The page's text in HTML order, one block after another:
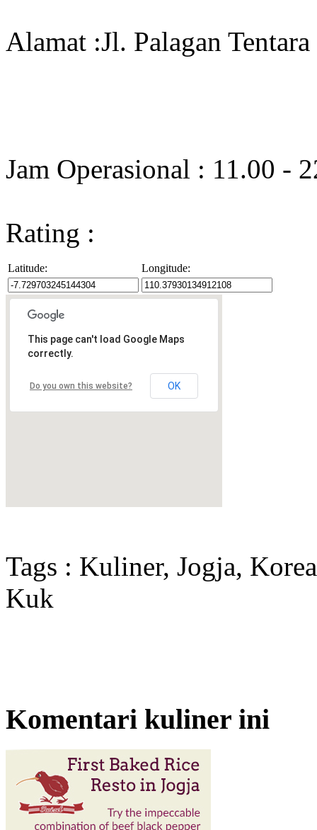
Alamat :Jl. Palagan
Jam Operasional : 11.00 -
Rating :
Latitude: Longitude:
This page can't load Google Maps
correctly.
Do you own this website? OK
Tags : Kuliner, Jogja,
Kuk
Komentari kuliner ini